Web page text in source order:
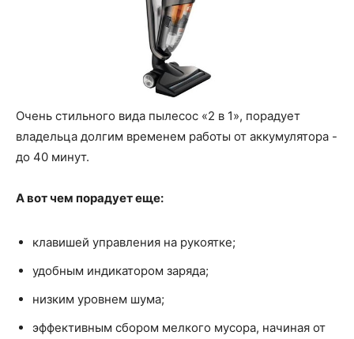
Очень стильного вида пылесос «2 в 1», порадует
владельца долгим временем работы от аккумулятора -
до 40 минут.
А вот чем порадует еще:
клавишей управления на рукоятке;
удобным индикатором заряда;
низким уровнем шума;
эффективным сбором мелкого мусора, начиная от